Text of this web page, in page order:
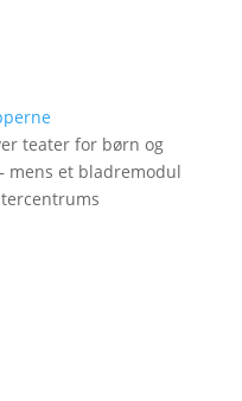
teater for børn og
mens et bladremodul